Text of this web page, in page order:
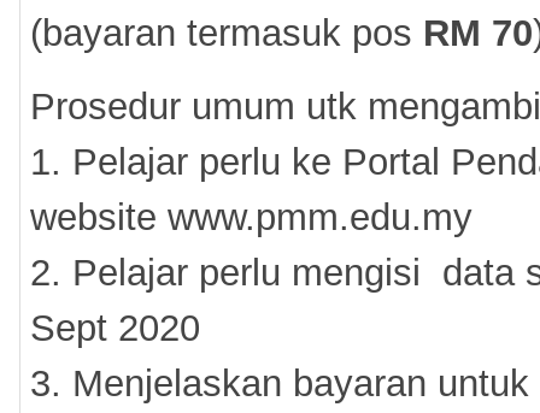
(bayaran termasuk pos RM 70
Prosedur umum utk
1. Pelajar perlu ke Portal
website www.pmm.edu.my
2. Pelajar perlu mengisi data
Sept 2020
3. Menjelaskan bayaran